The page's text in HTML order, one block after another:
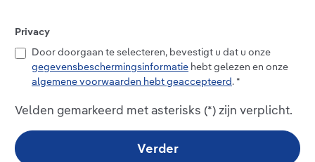
Privacy
Door doorgaan te selecteren, bevestigt u dat u onze
gegevensbeschermingsinformatie hebt gelezen en onze
algemene voorwaarden hebt geaccepteerd . *
Velden gemarkeerd met asterisks (*) zijn verplicht.
Verder